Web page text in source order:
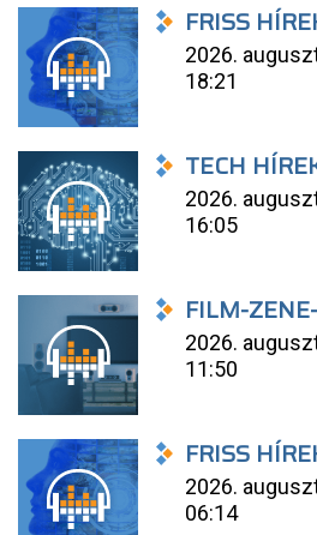
FRISS
2026.
18:21
TECH
2026.
16:05
FILM-
2026.
11:50
FRISS
2026.
06:14